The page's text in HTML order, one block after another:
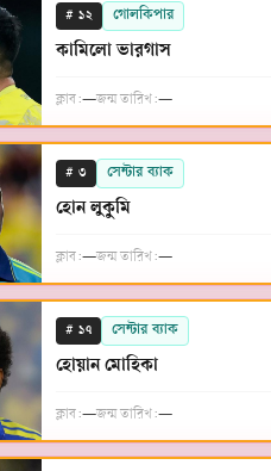
# ১২ গোলকিপার
কামিলো ভারগাস
ক্লাব:—জন্ম তারিখ:—
# ৩ সেন্টার ব্যাক
হোন লুকুমি
ক্লাব:—জন্ম তারিখ:—
# ১৭ সেন্টার ব্যাক
হোয়ান মোহিকা
ক্লাব:—জন্ম তারিখ:—